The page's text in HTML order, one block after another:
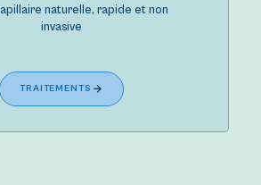
naturelle, rapide et non
invasive
TRAITEMENTS